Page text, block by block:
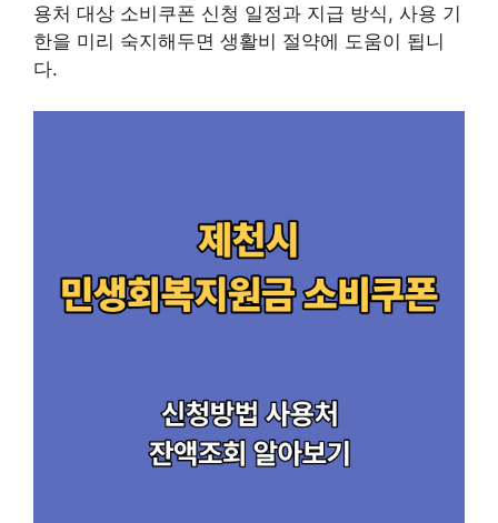
용처 대상 소비쿠폰 신청 일정과 지급 방식, 사용 기
한을 미리 숙지해두면 생활비 절약에 도움이 됩니
다.